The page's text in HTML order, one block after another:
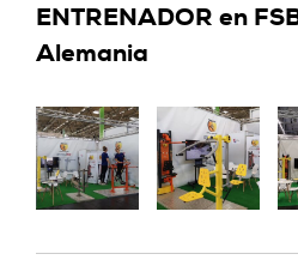
ENTRENADOR en
Alemania